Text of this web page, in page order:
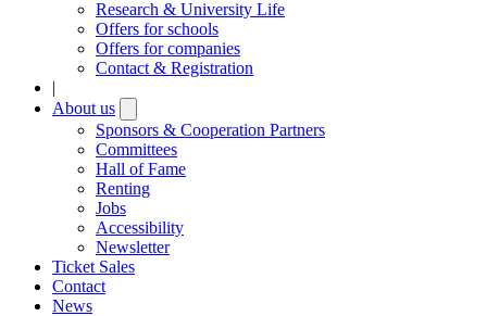
Research & University Life
Offers for schools
Offers for companies
Contact & Registration
|
About us
submenu
Sponsors & Cooperation Partners
Committees
Hall of Fame
Renting
Jobs
Accessibility
Newsletter
Ticket Sales
Contact
News